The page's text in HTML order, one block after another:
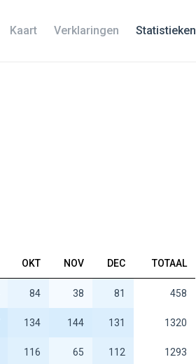
Kaart Verklaringen Statistieken
OKT NOV DEC TOTAAL
84 38 81 458
134 144 131 1320
116 65 112 1293